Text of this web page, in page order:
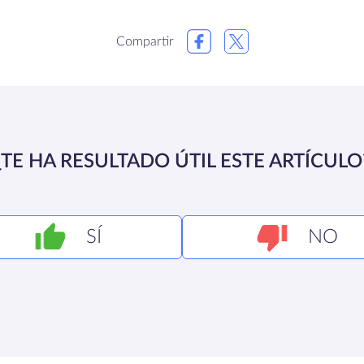
Compartir
HA RESULTADO ÚTIL ESTE
SÍ NO